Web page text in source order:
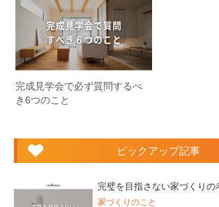
完成見学会で必ず質問するべ
き6つのこと
ピックアップ記事
完璧を目指さない家づくりの
家づくりのこと